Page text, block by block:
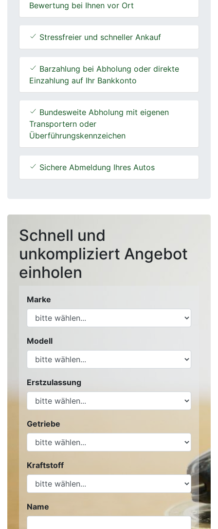
Bewertung bei Ihnen vor Ort
Stressfreier und schneller Ankauf
Barzahlung bei Abholung oder direkte
Einzahlung auf Ihr Bankkonto
Bundesweite Abholung mit eigenen
Transportern oder
Überführungskennzeichen
Sichere Abmeldung Ihres Autos
Schnell und
unkompliziert Angebot
einholen
Marke
Modell
Erstzulassung
Getriebe
Kraftstoff
Name